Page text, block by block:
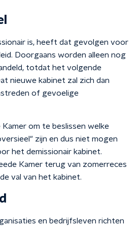
is, heeft dat gevolgen voor
Doorgaans worden alleen nog
totdat het volgende
nieuwe kabinet zal zich dan
of gevoelige
Kamer om te beslissen welke
zijn en dus niet mogen
het demissionair kabinet.
Kamer terug van zomerreces
val van het kabinet.
en bedrijfsleven richten